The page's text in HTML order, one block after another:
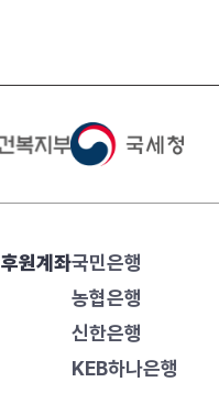
후원계좌국민은행
농협은행
신한은행
KEB하나은행